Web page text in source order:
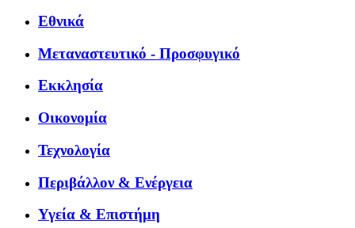
Εθνικά
Μεταναστευτικό - Προσφυγικό
Εκκλησία
Οικονομία
Τεχνολογία
Περιβάλλον & Ενέργεια
Υγεία & Επιστήμη